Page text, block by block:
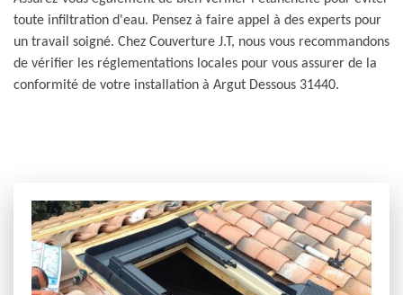
toute infiltration d'eau. Pensez à faire appel à des experts pour
un travail soigné. Chez Couverture J.T, nous vous recommandons
de vérifier les réglementations locales pour vous assurer de la
conformité de votre installation à Argut Dessous 31440.